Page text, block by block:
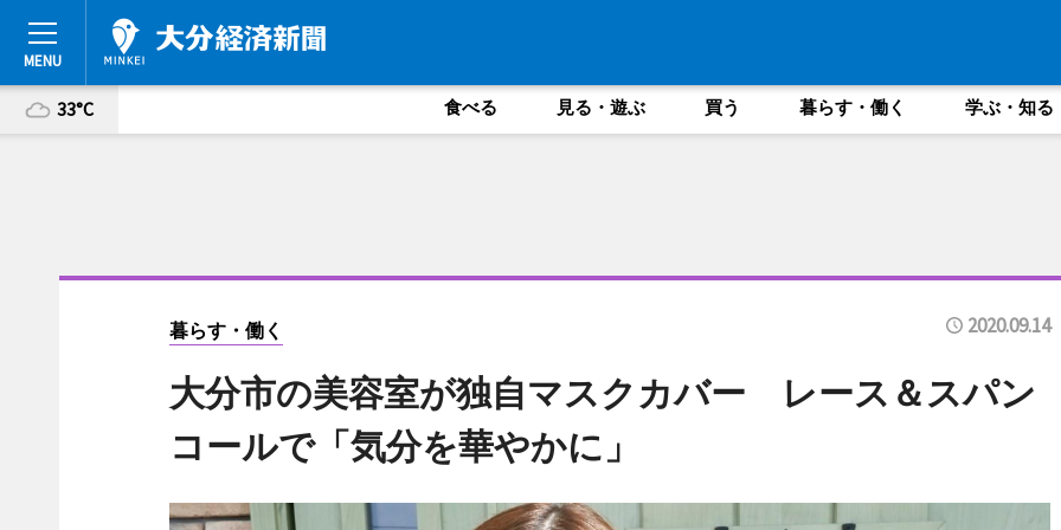
33°C 食べる 見る・遊ぶ 買う 暮らす・働く 学ぶ・知る
暮らす・働く 2020.09.14
大分市の美容室が独自マスクカバー レース＆スパン
コールで「気分を華やかに」